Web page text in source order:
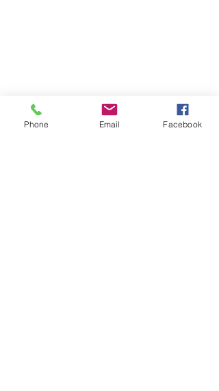
Phone Email Facebook